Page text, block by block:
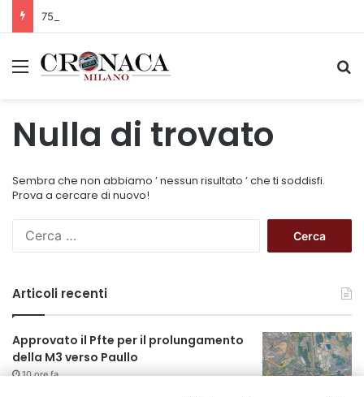
Menu
Nulla di trovato
Sembra che non abbiamo ’ nessun risultato ’ che ti soddisfi.
Prova a cercare di nuovo!
c
a
p
e
Articoli recenti
Approvato il Pfte per il prolungamento
della M3 verso Paullo
10 ore fa